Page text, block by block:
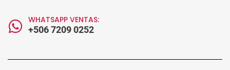
WHATSAPP VENTAS:
+506 7209 0252